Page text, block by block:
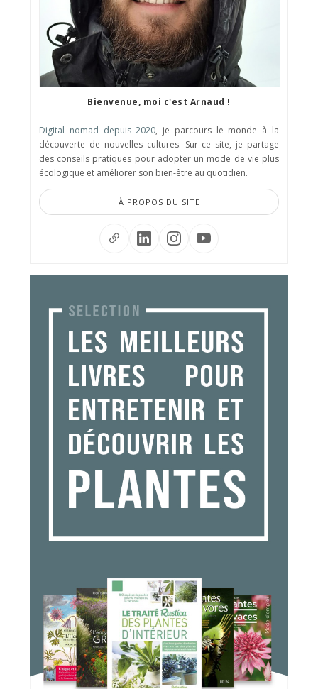
Bienvenue, moi c'est Arnaud !
Digital nomad depuis 2020, je parcours le monde à la
découverte de nouvelles cultures. Sur ce site, je partage
des conseils pratiques pour adopter un mode de vie plus
écologique et améliorer son bien-être au quotidien.
À PROPOS DU SITE